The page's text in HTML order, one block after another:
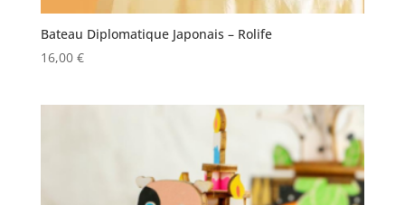
Bateau Diplomatique Japonais – Rolife
16,00 €